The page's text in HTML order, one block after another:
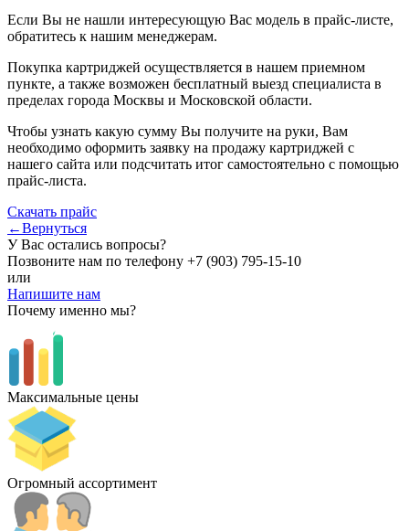
Если Вы не нашли интересующую Вас модель в прайс-листе,
обратитесь к нашим менеджерам.
Покупка картриджей осуществляется в нашем приемном
пункте, а также возможен бесплатный выезд специалиста в
пределах города Москвы и Московской области.
Чтобы узнать какую сумму Вы получите на руки, Вам
необходимо оформить заявку на продажу картриджей с
нашего сайта или подсчитать итог самостоятельно с помощью
прайс-листа.
Скачать прайс
←Вернуться
У Вас остались вопросы?
Позвоните нам по телефону +7 (903) 795-15-10
или
Напишите нам
Почему именно мы?
Максимальные цены
Огромный ассортимент